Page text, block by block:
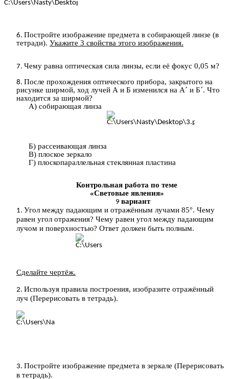
Постройте изображение предмета в собирающей линзе (в
тетради). Укажите 3 свойства этого изображения.
Чему равна оптическая сила линзы, если её фокус 0,05 м?
После прохождения оптического прибора, закрытого на
рисунке ширмой, ход лучей А и Б изменился на А´ и Б´. Что
находится за ширмой?
А) собирающая линза
Б) рассеивающая линза
В) плоское зеркало
Г) плоскопараллельная стеклянная пластина
Контрольная работа по теме
«Световые явления»
вариант
Угол между падающим и отражённым лучами 85°. Чему
равен угол отражения? Чему равен угол между падающим
лучом и поверхностью? Ответ должен быть полным.
Сделайте чертёж.
Используя правила построения, изобразите отражённый
луч (Перерисовать в тетрадь).
Постройте изображение предмета в зеркале (Перерисовать
в тетрадь).